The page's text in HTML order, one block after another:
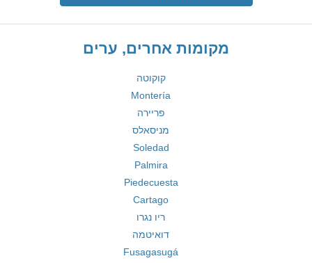
מקומות אחרים, ערים
קוקוטה
Montería
פריירה
מניסאלס
Soledad
Palmira
Piedecuesta
Cartago
ריו נגרו
דואיטמה
Fusagasugá